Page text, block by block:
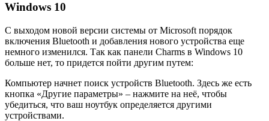
Windows 10
С выходом новой версии системы от Microsoft порядок
включения Bluetooth и добавления нового устройства еще
немного изменился. Так как панели Charms в Windows 10
больше нет, то придется пойти другим путем:
Компьютер начнет поиск устройств Bluetooth. Здесь же есть
кнопка «Другие параметры» – нажмите на неё, чтобы
убедиться, что ваш ноутбук определяется другими
устройствами.